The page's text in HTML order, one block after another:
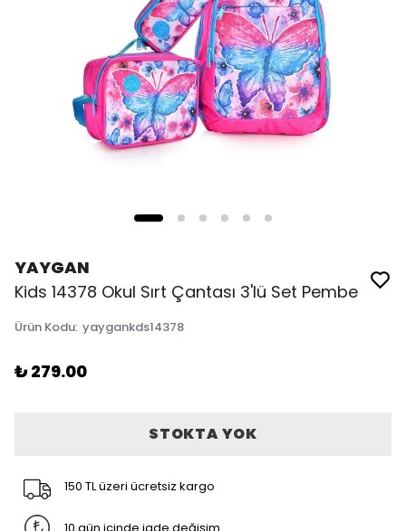
YAYGAN
Kids 14378 Okul Sırt Çantası 3'lü Set Pembe
Ürün Kodu: yaygankds14378
₺ 279.00
STOKTA YOK
150 TL üzeri ücretsiz kargo
10 gün içinde iade değişim